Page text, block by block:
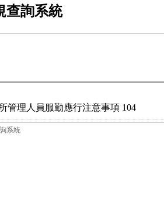
查詢系統
管理人員服勤應行注意事項 104
系統